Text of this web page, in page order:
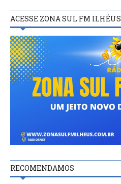
ACESSE ZONA SUL FM ILHÉUS
RECOMENDAMOS